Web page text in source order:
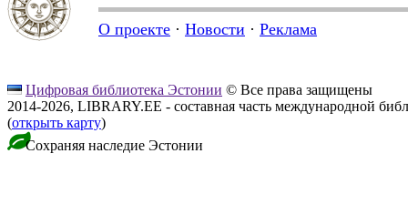
О проекте · Новости · Реклама
Цифровая библиотека Эстонии © Все права защищены
2014-2026, LIBRARY.EE - составная часть международной
(открыть карту)
Сохраняя наследие Эстонии